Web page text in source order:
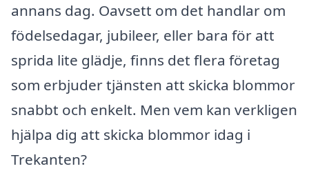
annans dag. Oavsett om det handlar om
födelsedagar, jubileer, eller bara för att
sprida lite glädje, finns det flera företag
som erbjuder tjänsten att skicka blommor
snabbt och enkelt. Men vem kan verkligen
hjälpa dig att skicka blommor idag i
Trekanten?